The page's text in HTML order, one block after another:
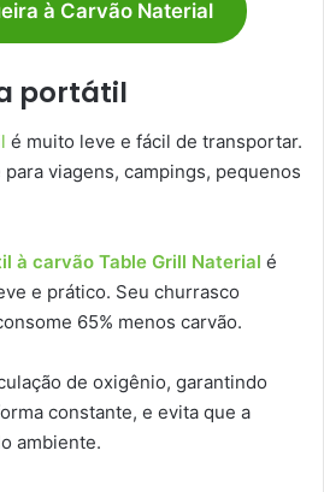
à Carvão Naterial
portátil
é muito leve e fácil de transportar.
viagens, campings, pequenos
à carvão Table Grill Naterial é
e prático. Seu churrasco
65% menos carvão.
de oxigênio, garantindo
constante, e evita que a
ambiente.